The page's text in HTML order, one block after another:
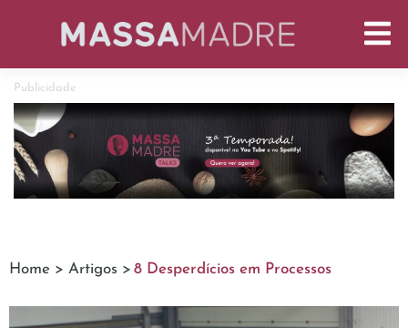
Publicidade
Home > Artigos > 8 Desperdícios em Processos